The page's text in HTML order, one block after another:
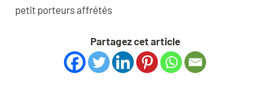
petit porteurs affrétés
Partagez cet article